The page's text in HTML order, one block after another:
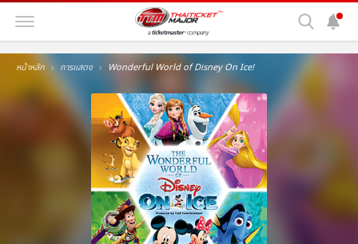
หน้าหลัก การแสดง Wonderful World of Disney On Ice!